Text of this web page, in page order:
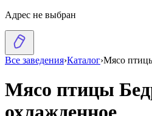
Адрес не выбран
Все заведения›Каталог›Мясо
Мясо птицы